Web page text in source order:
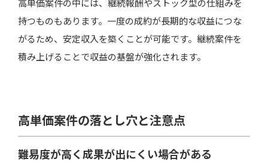
高単価案件の中には、継続報酬やストック型の仕組みを
持つものもあります。一度の成約が長期的な収益につな
がるため、安定収入を築くことが可能です。継続案件を
積み上げることで収益の基盤が強化されます。
高単価案件の落とし穴と注意点
難易度が高く成果が出にくい場合がある